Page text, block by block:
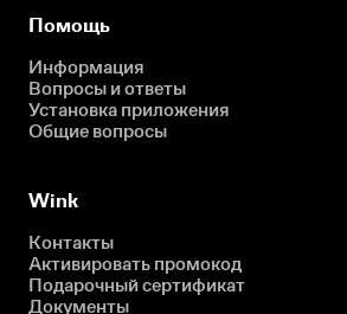
Помощь
Информация
Вопросы и ответы
Установка приложения
Общие вопросы
Wink
Контакты
Активировать промокод
Подарочный сертификат
Документы